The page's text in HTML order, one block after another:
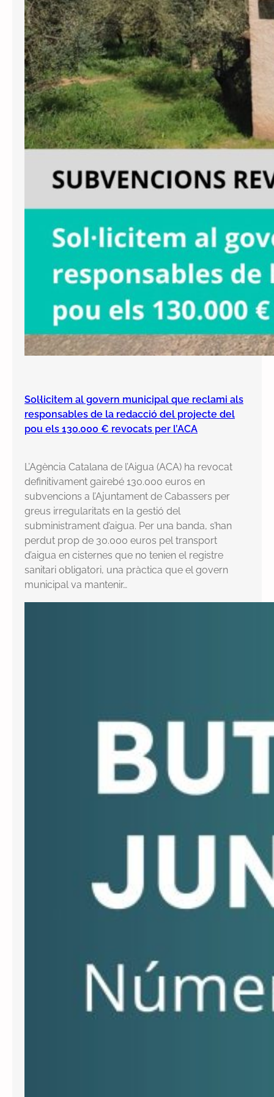
Sol·licitem al govern municipal que reclami als
responsables de la redacció del projecte del
pou els 130.000 € revocats per l’ACA
L’Agència Catalana de l’Aigua (ACA) ha revocat
definitivament gairebé 130.000 euros en
subvencions a l’Ajuntament de Cabassers per
greus irregularitats en la gestió del
subministrament d’aigua. Per una banda, s’han
perdut prop de 30.000 euros pel transport
d’aigua en cisternes que no tenien el registre
sanitari obligatori, una pràctica que el govern
municipal va mantenir…